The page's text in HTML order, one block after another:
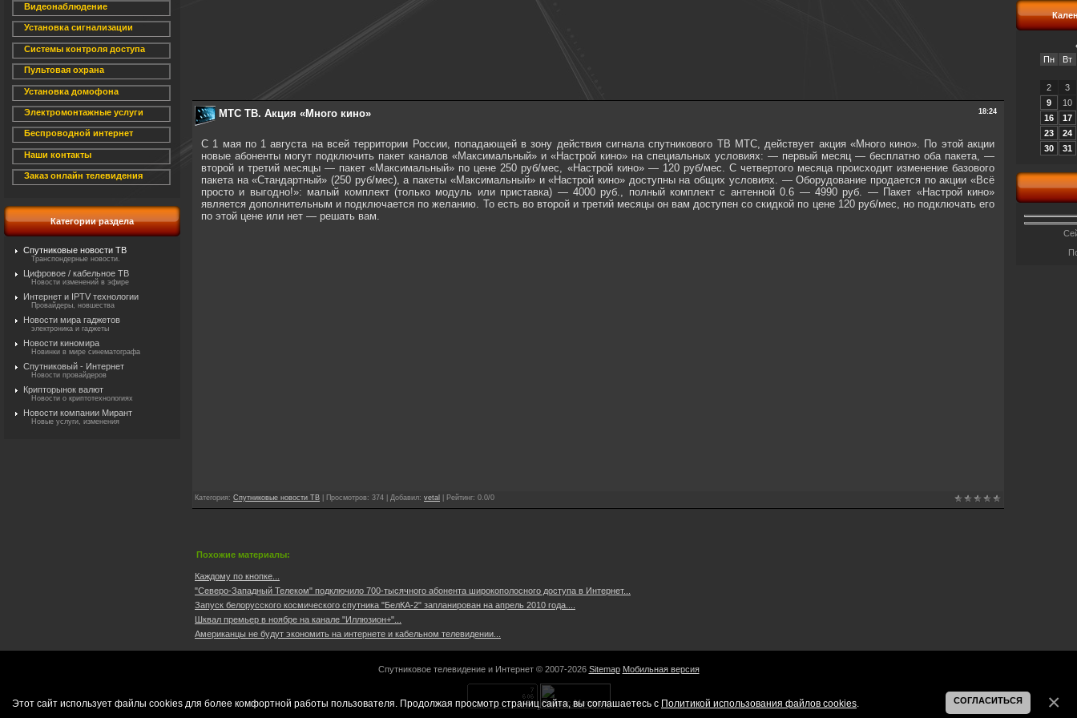
Видеонаблюдение
Установка сигнализации
Системы контроля доступа
Пультовая охрана
Установка домофона
Электромонтажные услуги
Беспроводной интернет
Наши контакты
Заказ онлайн телевидения
Категории раздела
Спутниковые новости ТВ
Транспондерные новости.
Цифровое / кабельное ТВ
Новости изменений в эфире
Интернет и IPTV технологии
Провайдеры, новшества
Новости мира гаджетов
электроника и гаджеты
Новости киномира
Новинки в мире синематографа
Спутниковый - Интернет
Новости провайдеров
Крипторынок валют
Новости о криптотехнологиях
Новости компании Мирант
Новые услуги, изменения
18:24
МТС ТВ. Акция «Много кино»
С 1 мая по 1 августа на всей территории России, попадающей в зону действия сигнала спутникового ТВ МТС, действует акция «Много кино». По этой акции
новые абоненты могут подключить пакет каналов «Максимальный» и «Настрой кино» на специальных условиях: — первый месяц — бесплатно оба пакета, —
второй и третий месяцы — пакет «Максимальный» по цене 250 руб/мес, «Настрой кино» — 120 руб/мес. С четвертого месяца происходит изменение базового
пакета на «Стандартный» (250 руб/мес), а пакеты «Максимальный» и «Настрой кино» доступны на общих условиях. — Оборудование продается по акции «Всё
просто и выгодно!»: малый комплект (только модуль или приставка) — 4000 руб., полный комплект с антенной 0.6 — 4990 руб. — Пакет «Настрой кино»
является дополнительным и подключается по желанию. То есть во второй и третий месяцы он вам доступен со скидкой по цене 120 руб/мес, но подключать его
по этой цене или нет — решать вам.
Категория: Спутниковые новости ТВ Просмотров: 374 Добавил: vetal Рейтинг: 0.0/0
Похожие материалы:
Каждому по кнопке...
"Северо-Западный Телеком" подключило 700-тысячного абонента широкополосного доступа в Интернет...
Запуск белорусского космического спутника "БелКА-2" запланирован на апрель 2010 года....
Шквал премьер в ноябре на канале "Иллюзион+"...
Американцы не будут экономить на интернете и кабельном телевидении...
Пн
Вт
2
3
9
10
16
17
23
24
30
31
Спутниковое телевидение и Интернет © 2007-2026 Sitemap Мобильная версия
Этот сайт использует файлы cookies для более комфортной работы пользователя. Продолжая просмотр страниц сайта, вы соглашаетесь с Политикой использования файлов cookies СОГЛАСИТЬСЯ